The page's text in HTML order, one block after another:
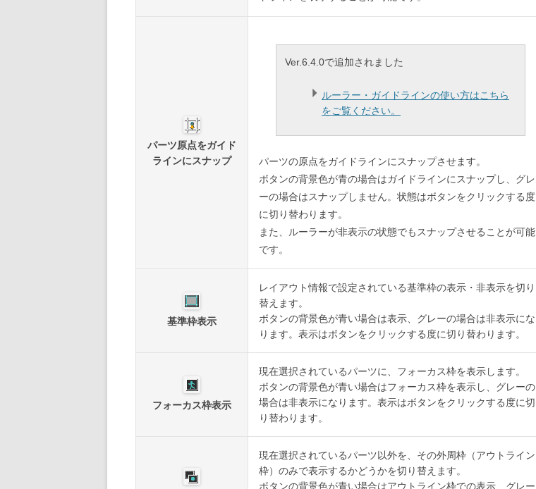
パーツ原点をガイド
ラインにスナップ
Ver.6.4.0で追加されました
ルーラー・ガイドラインの使い方はこちら
をご覧ください。
パーツの原点をガイドラインにスナップさせます。
ボタンの背景色が青の場合はガイドラインにスナップし、グレ
ーの場合はスナップしません。状態はボタンをクリックする度
に切り替わります。
また、ルーラーが非表示の状態でもスナップさせることが可能
です。
基準枠表示
レイアウト情報で設定されている基準枠の表示・非表示を切り
替えます。
ボタンの背景色が青い場合は表示、グレーの場合は非表示にな
ります。表示はボタンをクリックする度に切り替わります。
フォーカス枠表示
現在選択されているパーツに、フォーカス枠を表示します。
ボタンの背景色が青い場合はフォーカス枠を表示し、グレーの
場合は非表示になります。表示はボタンをクリックする度に切
り替わります。
現在選択されているパーツ以外を、その外周枠（アウトライン
枠）のみで表示するかどうかを切り替えます。
ボタンの背景色が青い場合はアウトライン枠での表示、グレー